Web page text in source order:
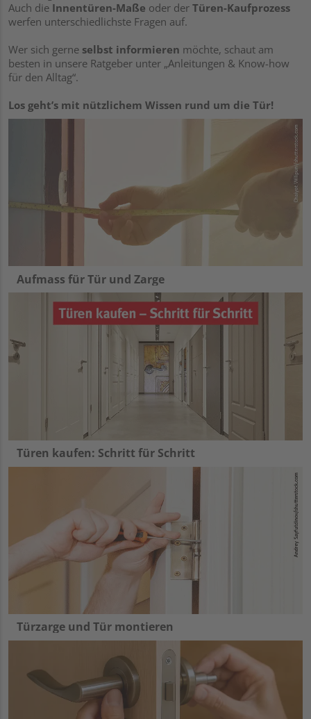
Auch die Innentüren-Maße oder der Türen-Kaufprozess
werfen unterschiedlichste Fragen auf.
Wer sich gerne selbst informieren möchte, schaut am
besten in unsere Ratgeber unter „Anleitungen & Know-how
für den Alltag“.
Los geht’s mit nützlichem Wissen rund um die Tür!
Aufmass für Tür und Zarge
Türen kaufen: Schritt für Schritt
Türzarge und Tür montieren